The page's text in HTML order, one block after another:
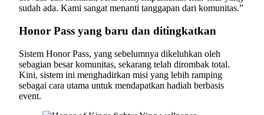
sudah ada. Kami sangat menanti tanggapan dari komunitas.”
Honor Pass yang baru dan ditingkatkan
Sistem Honor Pass, yang sebelumnya dikeluhkan oleh
sebagian besar komunitas, sekarang telah dirombak total.
Kini, sistem ini menghadirkan misi yang lebih ramping
sebagai cara utama untuk mendapatkan hadiah berbasis
event.